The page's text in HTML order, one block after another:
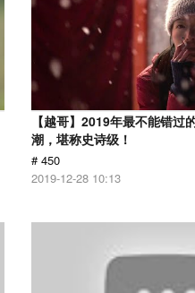
【越哥】2019年最不能错过
潮，堪称史诗级！
# 450
2019-12-28 10:13